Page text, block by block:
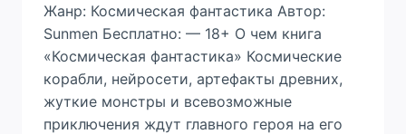
Жанр: Космическая фантастика Автор:
Sunmen Бесплатно: — 18+ О чем книга
«Космическая фантастика» Космические
корабли, нейросети, артефакты древних,
жуткие монстры и всевозможные
приключения ждут главного героя на его